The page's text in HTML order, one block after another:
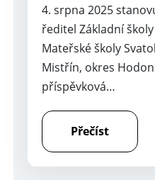
4. srpna 2025
ředitel Základní školy
Mateřské školy
Mistřín, okres
příspěvková…
Přečíst